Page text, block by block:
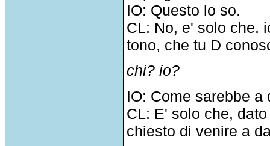
IO: Questo lo so.
CL: No, e' solo che.
tono, che tu D
chi? io?
IO: Come sarebbe
CL: E' solo che,
chiesto di venire a